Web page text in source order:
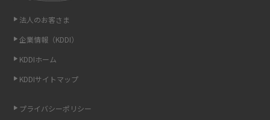
スマホのウィジェットとは？iPhone・Androidの設定方法やおススメを紹
介
リプライ機能とは？LINE、X（旧Twitter）、Instagram、TikTokで送る方法
を解説
インスタのDMの送り方は？便利機能の使い方や注意点をわかりやすく解説
法人のお客さま
企業情報（KDDI）
KDDIホーム
KDDIサイトマップ
プライバシーポリシー